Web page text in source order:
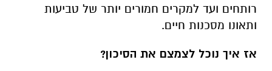
רותחים ועד למקרים חמורים יותר של טביעות
ותאונו מסכנות חיים.
אז איך נוכל לצמצם את הסיכון?